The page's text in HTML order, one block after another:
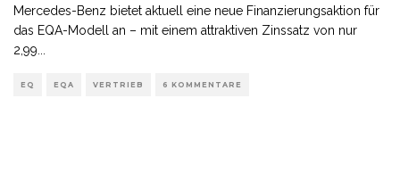
Mercedes-Benz bietet aktuell eine neue Finanzierungsaktion für
das EQA-Modell an – mit einem attraktiven Zinssatz von nur
2,99...
EQ EQA VERTRIEB 6 KOMMENTARE